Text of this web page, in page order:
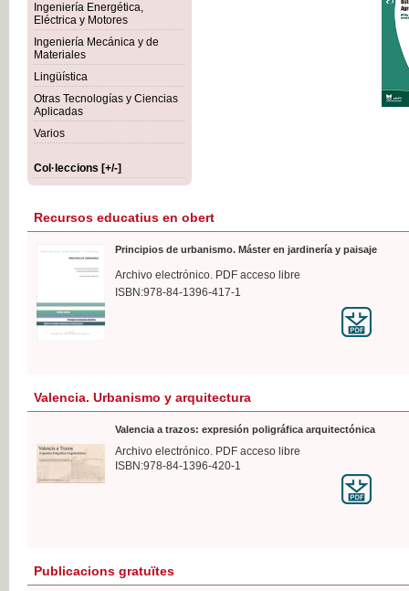
Ingeniería Energética,
Eléctrica y Motores
Ingeniería Mecánica y de
Materiales
Lingüística
Otras Tecnologías y Ciencias
Aplicadas
Varios
Col·leccions [+/-]
IVA
Recursos educatius en obert
Principios de urbanismo. Máster en jardinería y paisaje
Archivo electrónico. PDF acceso libre
ISBN:978-84-1396-417-1
Valencia. Urbanismo y arquitectura
Valencia a trazos: expresión poligráfica arquitectónica
Archivo electrónico. PDF acceso libre
ISBN:978-84-1396-420-1
Publicacions gratuïtes